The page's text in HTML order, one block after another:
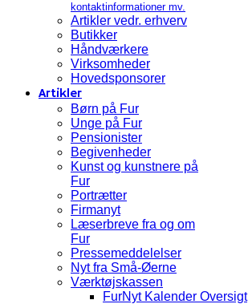
kontaktinformationer mv.
Artikler vedr. erhverv
Butikker
Håndværkere
Virksomheder
Hovedsponsorer
Artikler
Børn på Fur
Unge på Fur
Pensionister
Begivenheder
Kunst og kunstnere på
Fur
Portrætter
Firmanyt
Læserbreve fra og om
Fur
Pressemeddelelser
Nyt fra Små-Øerne
Værktøjskassen
FurNyt Kalender Oversigt